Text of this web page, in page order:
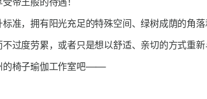
准，拥有阳光充足的特殊空间、绿树成荫的角
过度劳累，或者只是想以舒适、亲切的方式重
的椅子瑜伽工作室吧——